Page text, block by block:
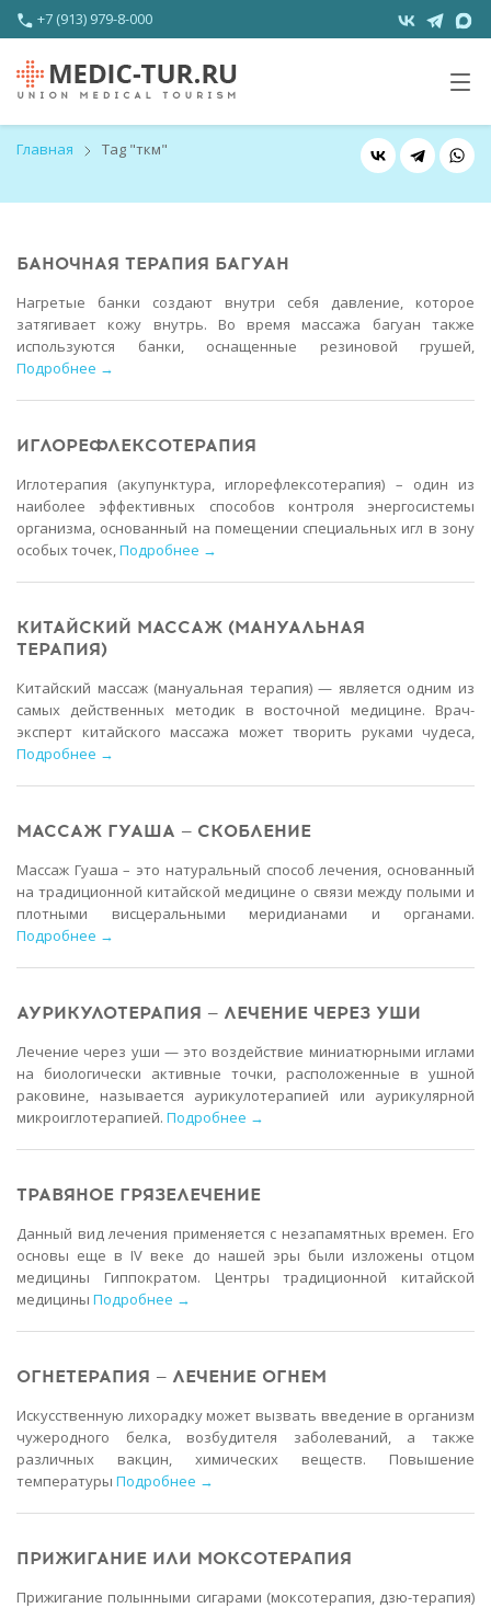
+7 (913) 979-8-000
Главная Tag "ткм"
БАНОЧНАЯ ТЕРАПИЯ БАГУАН
Нагретые банки создают внутри себя давление, которое
затягивает кожу внутрь. Во время массажа багуан также
используются банки, оснащенные резиновой грушей,
Подробнее →
ИГЛОРЕФЛЕКСОТЕРАПИЯ
Иглотерапия (акупунктура, иглорефлексотерапия) – один из
наиболее эффективных способов контроля энергосистемы
организма, основанный на помещении специальных игл в зону
особых точек,Подробнее →
КИТАЙСКИЙ МАССАЖ (МАНУАЛЬНАЯ
ТЕРАПИЯ)
Китайский массаж (мануальная терапия) — является одним из
самых действенных методик в восточной медицине. Врач-
эксперт китайского массажа может творить руками чудеса,
Подробнее →
МАССАЖ ГУАША — СКОБЛЕНИЕ
Массаж Гуаша – это натуральный способ лечения, основанный
на традиционной китайской медицине о связи между полыми и
плотными висцеральными меридианами и органами.
Подробнее →
АУРИКУЛОТЕРАПИЯ — ЛЕЧЕНИЕ ЧЕРЕЗ УШИ
Лечение через уши — это воздействие миниатюрными иглами
на биологически активные точки, расположенные в ушной
раковине, называется аурикулотерапией или аурикулярной
микроиглотерапией. Подробнее →
ТРАВЯНОЕ ГРЯЗЕЛЕЧЕНИЕ
Данный вид лечения применяется с незапамятных времен. Его
основы еще в IV веке до нашей эры были изложены отцом
медицины Гиппократом. Центры традиционной китайской
медицины Подробнее →
ОГНЕТЕРАПИЯ — ЛЕЧЕНИЕ ОГНЕМ
Искусственную лихорадку может вызвать введение в организм
чужеродного белка, возбудителя заболеваний, а также
различных вакцин, химических веществ. Повышение
температуры Подробнее →
ПРИЖИГАНИЕ ИЛИ МОКСОТЕРАПИЯ
Прижигание полынными сигарами (моксотерапия, дзю-терапия)